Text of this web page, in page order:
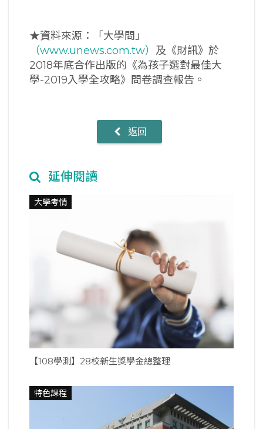
★資料來源：「大學問」
（www.unews.com.tw） 及《財訊》於
2018年底合作出版的《為孩子選對最佳大
學-2019入學全攻略》問卷調查報告。
返回
延伸閱讀
大學考情
【108學測】28校新生獎學金總整理
特色課程